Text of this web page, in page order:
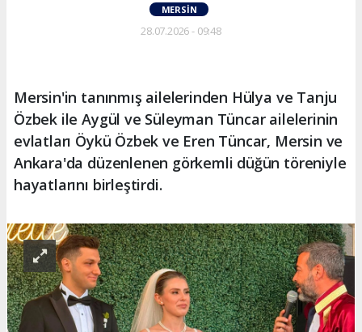
MERSIN
28.07.2026 - 09:48
Mersin'in tanınmış ailelerinden Hülya ve Tanju
Özbek ile Aygül ve Süleyman Tüncar ailelerinin
evlatları Öykü Özbek ve Eren Tüncar, Mersin ve
Ankara'da düzenlenen görkemli düğün töreniyle
hayatlarını birleştirdi.